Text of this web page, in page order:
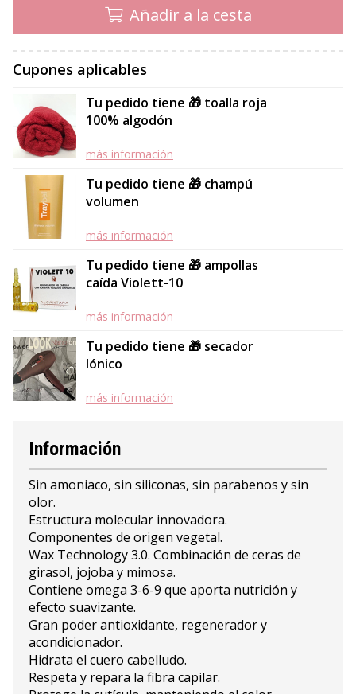
Añadir a la cesta
Cupones aplicables
Tu pedido tiene 🎁 toalla roja
100% algodón
más información
Tu pedido tiene 🎁 champú
volumen
más información
Tu pedido tiene 🎁 ampollas
caída Violett-10
más información
Tu pedido tiene 🎁 secador
Iónico
más información
Información
Sin amoniaco, sin siliconas, sin parabenos y sin
olor.
Estructura molecular innovadora.
Componentes de origen vegetal.
Wax Technology 3.0. Combinación de ceras de
girasol, jojoba y mimosa.
Contiene omega 3-6-9 que aporta nutrición y
efecto suavizante.
Gran poder antioxidante, regenerador y
acondicionador.
Hidrata el cuero cabelludo.
Respeta y repara la fibra capilar.